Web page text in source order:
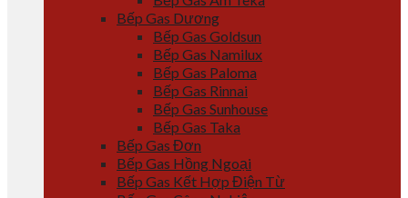
Bếp Gas Dương
Bếp Gas Goldsun
Bếp Gas Namilux
Bếp Gas Paloma
Bếp Gas Rinnai
Bếp Gas Sunhouse
Bếp Gas Taka
Bếp Gas Đơn
Bếp Gas Hồng Ngoại
Bếp Gas Kết Hợp Điện Từ